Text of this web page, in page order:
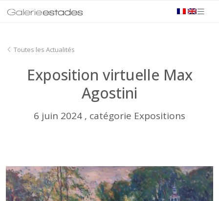
Toutes les Actualités
Exposition virtuelle Max
Agostini
6 juin 2024 , catégorie Expositions